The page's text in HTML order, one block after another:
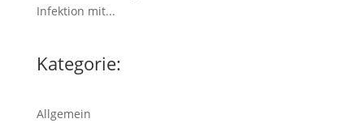
Infektion mit...
Kategorie:
Allgemein